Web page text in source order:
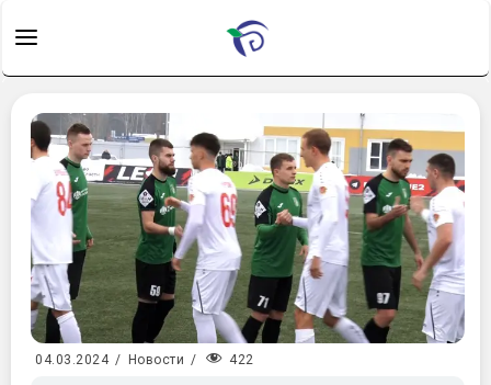
04.03.2024 / Новости / 422